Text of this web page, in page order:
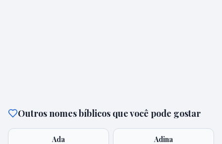
Outros nomes bíblicos que você pode gostar
Ada Adina